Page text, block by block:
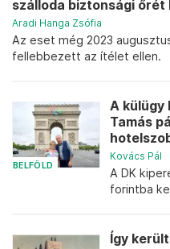
szálloda biztonsági
Aradi Hanga Zsófia
Az eset még 2023
fellebbezett az ítélet ellen.
BELFÖLD
A külügy
Tamás
Kovács Pál
A DK
forintba
Így